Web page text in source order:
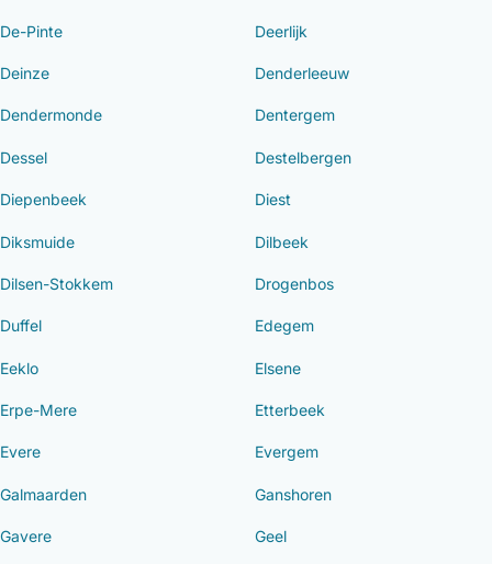
De-Pinte Deerlijk
Deinze Denderleeuw
Dendermonde Dentergem
Dessel Destelbergen
Diepenbeek Diest
Diksmuide Dilbeek
Dilsen-Stokkem Drogenbos
Duffel Edegem
Eeklo Elsene
Erpe-Mere Etterbeek
Evere Evergem
Galmaarden Ganshoren
Gavere Geel